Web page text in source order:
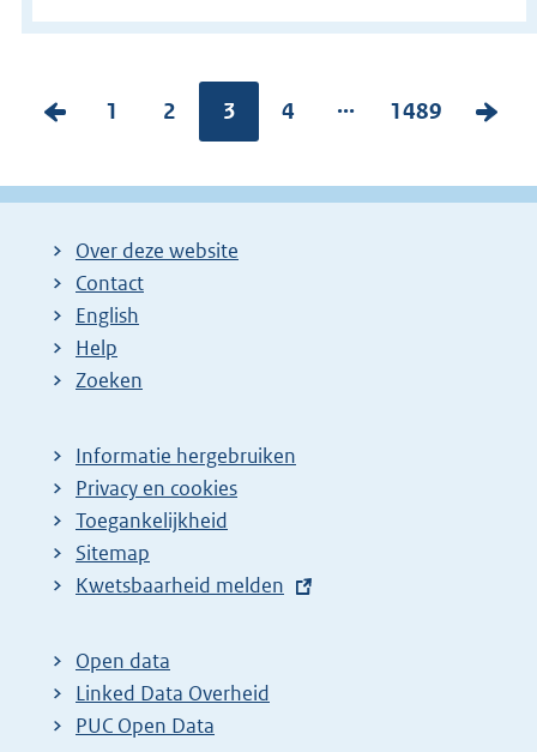
V
r
g
e
p
a
n
z
o
k
r
e
P
g
n
a
:
1
P
g
n
2 Pagina:
3
P
g
4 ...
P
g
1489
V
l
Over deze website
Contact
English
Help
Zoeken
Informatie hergebruiken
Privacy en cookies
Toegankelijkheid
Sitemap
E
t
e
r
Kwetsbaarheid melden
Open data
Linked Data Overheid
PUC Open Data